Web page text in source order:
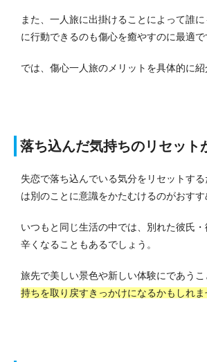
また、一人旅に出掛けることによって誰
に行動できるのも傷心を癒やすのに最適で
では、傷心一人旅のメリットを具体的に紹
落ち込んだ気持ちのリセット
失恋で落ち込んでいる気分をリセットす
は別のことに意識をかたむけるのがおすす
いつもと同じ生活の中では、別れた彼氏
辛くなることもあるでしょう。
旅先で美しい景色や新しい体験にであうこ
持ちを取り戻すきっかけになるかもしれま